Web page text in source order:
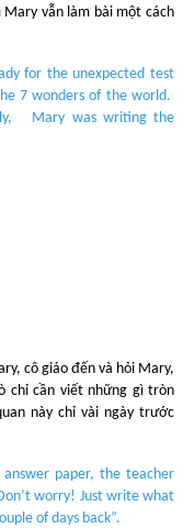
vẫn làm bài một cách
for the unexpected test
7 wonders of the world.
Mary was writing the
cô giáo đến và hỏi Mary,
chỉ cần viết những gì tròn
này chỉ vài ngày trước
paper, the teacher
worry! Just write what
of days back”.